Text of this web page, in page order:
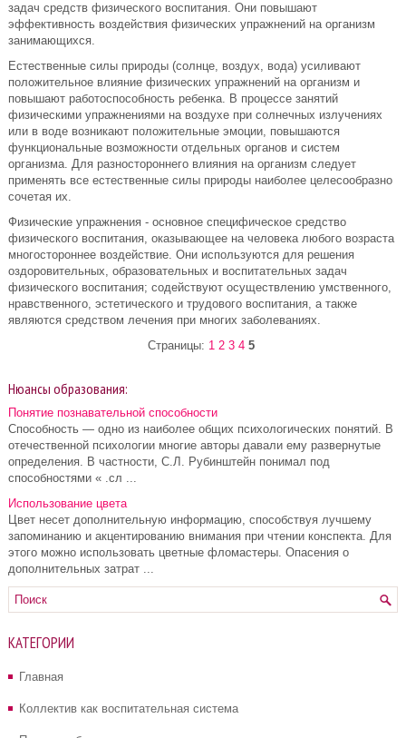
задач средств физического воспитания. Они повышают
эффективность воздействия физических упражнений на организм
занимающихся.
Естественные силы природы (солнце, воздух, вода) усиливают
положительное влияние физических упражнений на организм и
повышают работоспособность ребенка. В процессе занятий
физическими упражнениями на воздухе при солнечных излучениях
или в воде возникают положительные эмоции, повышаются
функциональные возможности отдельных органов и систем
организма. Для разностороннего влияния на организм следует
применять все естественные силы природы наиболее целесообразно
сочетая их.
Физические упражнения - основное специфическое средство
физического воспитания, оказывающее на человека любого возраста
многостороннее воздействие. Они используются для решения
оздоровительных, образовательных и воспитательных задач
физического воспитания; содействуют осуществлению умственного,
нравственного, эстетического и трудового воспитания, а также
являются средством лечения при многих заболеваниях.
Страницы: 1 2 3 4 5
Нюансы образования:
Понятие познавательной способности
Способность — одно из наиболее общих психологических понятий. В
отечественной психологии многие авторы давали ему развернутые
определения. В частности, С.Л. Рубинштейн понимал под
способностями « .сл ...
Использование цвета
Цвет несет дополнительную информацию, способствуя лучшему
запоминанию и акцентированию внимания при чтении конспекта. Для
этого можно использовать цветные фломастеры. Опасения о
дополнительных затрат ...
КАТЕГОРИИ
Главная
Коллектив как воспитательная система